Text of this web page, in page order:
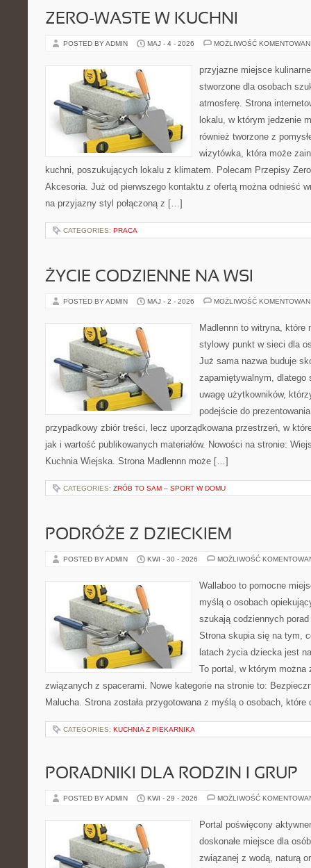
ZERO-WASTE W KUCHNI
POSTED BY ADMIN MAJ - 4 - 2026 MOŻLIWOŚĆ
przyjazne miejsce
stworzone dla osobach
atmosferę. Strona
lokalu, w którym jedzenie
również tworzone z
wizytówka, która może
kuchni, poszukujących lokalu z klimatem. Polecam Przepisy
Akcesoria. Już od pierwszego kontaktu z ofertą można odnieść
na przyjazny styl połączoną z […]
CATEGORIES: PRACA
ŻYCIE CODZIENNE NA WSI
POSTED BY ADMIN MAJ - 2 - 2026 MOŻLIWOŚĆ
Madlennn to witryna, które
stylowy punkt w sieci dla
Już sama nazwa buduje
zapamiętywalnym, dlatego
uwagę użytkowników,
podejście do
przypadkowy zbiór treści, lecz uporządkowana przestrzeń, w
jak i wartość publikowanych materiałów. Nowości na stronie:
Kuchnia Wiejska. Strona Madlennn może […]
CATEGORIES: ZRÓB TO SAM – SPORT W DOMU
PODRÓŻE Z DZIECKIEM
POSTED BY ADMIN KWI - 30 - 2026 MOŻLIWOŚĆ
Wallaboo to pomocne
myślą o osobach
szukają codziennych
Strona skupia się na tym,
latach życia dziecka jest
To portal, w którym można
związanych z spacerami. Nowe kategorie na stronie to:
Malucha. Strona została przygotowana z myślą o osobach,
CATEGORIES: KUCHNIA Z PIEKARNIKA
PORADNIKI DLA RODZIN I GRUP
POSTED BY ADMIN KWI - 29 - 2026 MOŻLIWOŚĆ
Portal poświęcony
doskonałe miejsce dla
związanej z wodą, naturą